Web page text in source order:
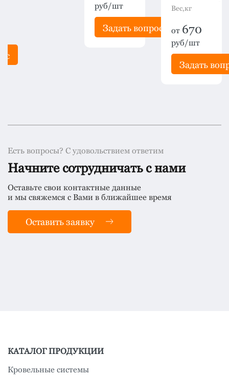
руб/шт
Задать вопрос
Вес,кг
от 670
руб/шт
Задать
Есть вопросы? С удовольствием ответим
Начните сотрудничать с нами
Оставьте свои контактные данные
и мы свяжемся с Вами в ближайшее время
Оставить заявку
КАТАЛОГ ПРОДУКЦИИ
Кровельные системы